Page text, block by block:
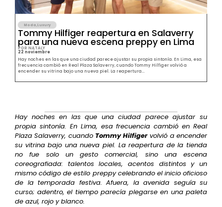
Moda Luxury
Tommy Hilfiger reapertura en Salaverry
para una nueva escena preppy en Lima
POR NATALY
22 noviembre
Hay noches en las que una ciudad parece ajustar su propia sintonía. En Lima, esa
frecuencia cambió en Real Plaza Salaverry, cuando Tommy Hilfiger volvió a
encender su vitrina bajo una nueva piel. La reapertura...
Hay noches en las que una ciudad parece ajustar su
propia sintonía. En Lima, esa frecuencia cambió en Real
Plaza Salaverry, cuando Tommy Hilfigervolvió a encender
su vitrina bajo una nueva piel. La reapertura de la tienda
no fue solo un gesto comercial, sino una escena
coreografiada: talentos locales, acentos distintos y un
mismo código de estilo preppy celebrando el inicio oficioso
de la temporada festiva. Afuera, la avenida seguía su
curso; adentro, el tiempo parecía plegarse en una paleta
de azul, rojo y blanco.